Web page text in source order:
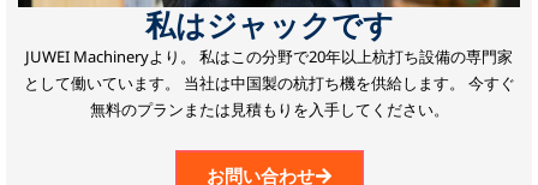
私はジャックです
JUWEI Machineryより。 私はこの分野で20年以上杭打ち設備の専門家
として働いています。 当社は中国製の杭打ち機を供給します。 今すぐ
無料のプランまたは見積もりを入手してください。
お問い合わせ